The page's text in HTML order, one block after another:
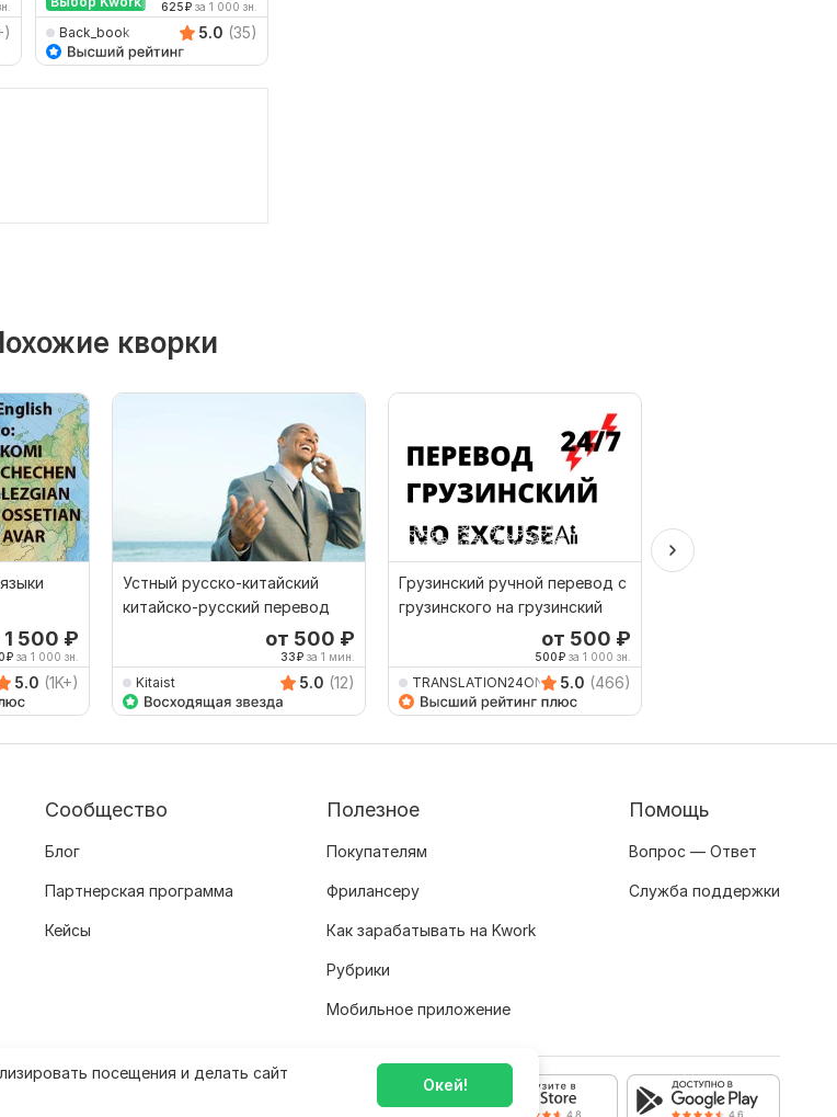
625₽за 1 000 зн.
Back_book 5.0 (35)
кворки
1 500 ₽
₽ за 1 000 зн.
5.0 (1K+)
Устный русско-китайский
китайско-русский перевод
от 500 ₽
33₽ за 1 мин.
Kitaist 5.0 (12)
Грузинский ручной перевод с
грузинского на грузинский
от 500 ₽
500₽ за 1 000 зн.
TRANSLATION24ON7 5.0 (466)
посещения и делать сайт
Окей!
Сообщество
Блог
Партнерская программа
Кейсы
Полезное
Покупателям
Фрилансеру
Как зарабатывать на Kwork
Рубрики
Мобильное приложение
Помощь
Вопрос — Ответ
Служба поддержки